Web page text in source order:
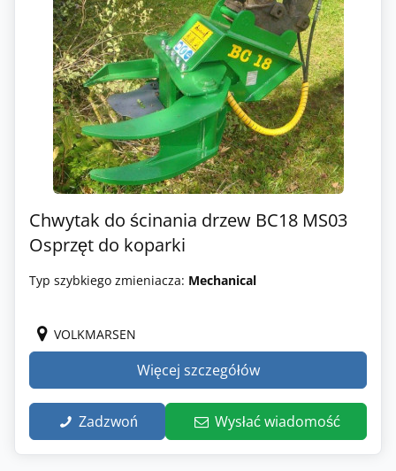
Chwytak do ścinania drzew BC18 MS03
Osprzęt do koparki
Typ szybkiego zmieniacza: Mechanical
VOLKMARSEN
Więcej szczegółów
Zadzwoń Wysłać wiadomość